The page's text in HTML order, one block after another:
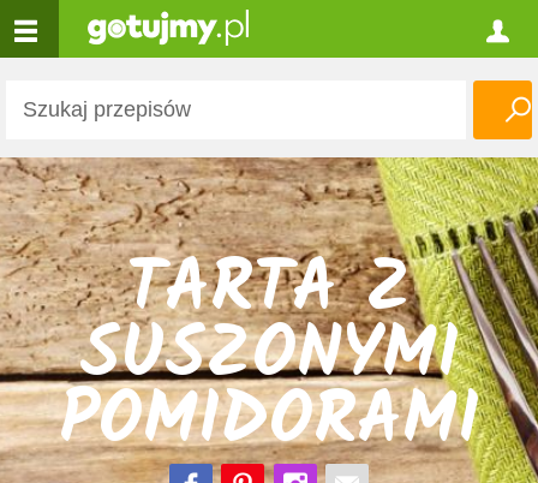
TARTA Z
SUSZONYMI
POMIDORAMI